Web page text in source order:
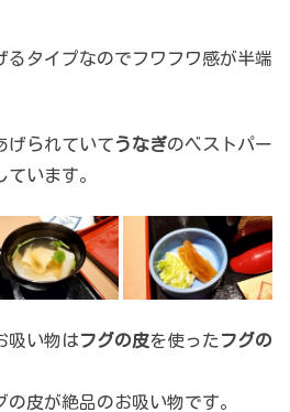
るタイプなのでフワフワ感が半端
げられていてうなぎのベストパー
ています。
吸い物はフグの皮を使った フグの
の皮が絶品のお吸い物です。